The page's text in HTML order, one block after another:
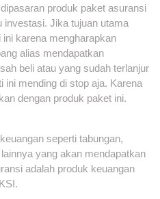
produk paket asuransi
investasi. Jika tujuan utama
karena mengharapkan
alias mendapatkan
beli atau yang sudah terlanjur
ini mending di stop aja. Karena
dengan produk paket ini.
seperti tabungan,
yang akan mendapatkan
adalah produk keuangan